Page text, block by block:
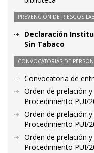
PREVENCIÓN DE RIESGOS
Declaración
Sin Tabaco
CONVOCATORIAS DE
Convocatoria de
Orden de prelación
Procedimiento PUI/
Orden de prelación
Procedimiento PUI/
Orden de prelación
Procedimiento PUI/